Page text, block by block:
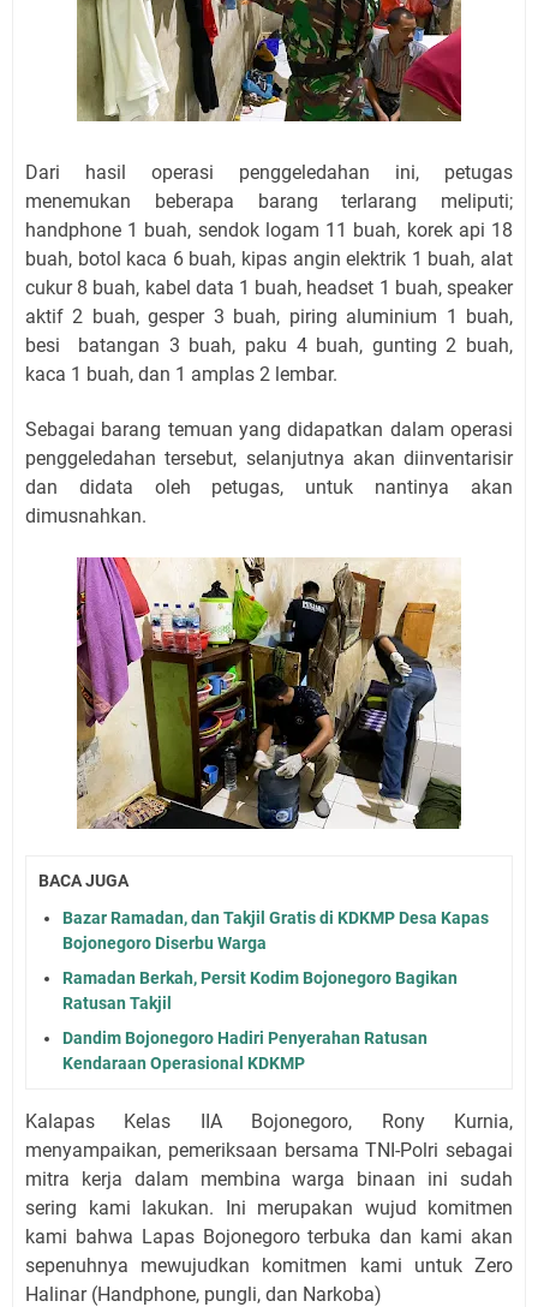
Dari hasil operasi penggeledahan ini, petugas
menemukan beberapa barang terlarang meliputi;
handphone 1 buah, sendok logam 11 buah, korek api 18
buah, botol kaca 6 buah, kipas angin elektrik 1 buah, alat
cukur 8 buah, kabel data 1 buah, headset 1 buah, speaker
aktif 2 buah, gesper 3 buah, piring aluminium 1 buah,
besi
batangan 3 buah, paku 4 buah, gunting 2 buah,
kaca 1 buah, dan 1 amplas 2 lembar.
Sebagai barang temuan yang didapatkan dalam operasi
penggeledahan tersebut, selanjutnya akan diinventarisir
dan didata oleh petugas, untuk nantinya akan
dimusnahkan.
BACA JUGA
Bazar Ramadan, dan Takjil Gratis di KDKMP Desa Kapas
Bojonegoro Diserbu Warga
Ramadan Berkah, Persit Kodim Bojonegoro Bagikan
Ratusan Takjil
Dandim Bojonegoro Hadiri Penyerahan Ratusan
Kendaraan Operasional KDKMP
Kalapas Kelas IIA Bojonegoro, Rony Kurnia,
menyampaikan, pemeriksaan bersama TNI-Polri sebagai
mitra kerja dalam membina warga binaan ini sudah
sering kami lakukan. Ini merupakan wujud komitmen
kami bahwa Lapas Bojonegoro terbuka dan kami akan
sepenuhnya mewujudkan komitmen kami untuk Zero
Halinar (Handphone, pungli, dan Narkoba)